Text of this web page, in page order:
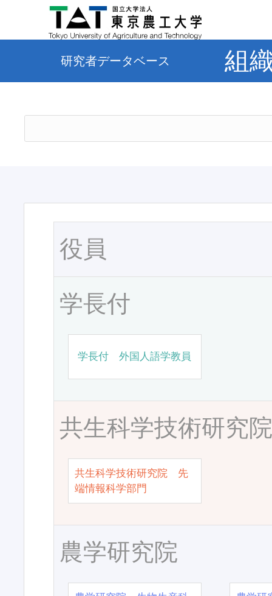
研究者データベース 組
役員
学長付
学長付 外国人語学教員
共生科学技術研究
共生科学技術研究院 先
端情報科学部門
農学研究院